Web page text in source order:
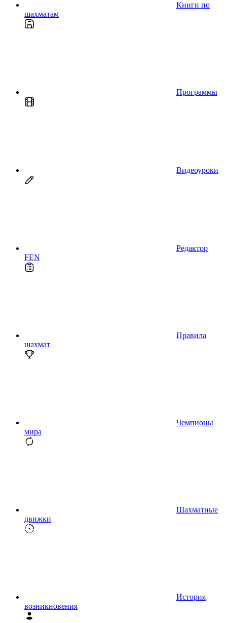
Книги по
шахматам
Программы
Видеоуроки
Редактор
FEN
Правила
шахмат
Чемпионы
мира
Шахматные
движки
История
возникновения